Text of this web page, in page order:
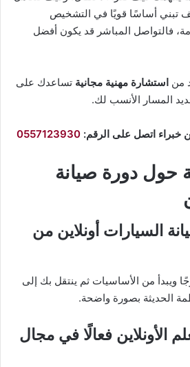
تبني أساسًا قويًا في التشخيص
فالتواصل المباشر قد يكون أفضل
من استشارة مهنية مجانية تساعدك على
المسار الأنسب لك.
اتصل على الرقم: 0557123930
حول دورة صيانة
السيارات أونلاين من
ويبدأ من الأساسيات ثم ينتقل بك إلى
الحديثة بصورة واضحة.
الأونلاين فعالًا في مجال